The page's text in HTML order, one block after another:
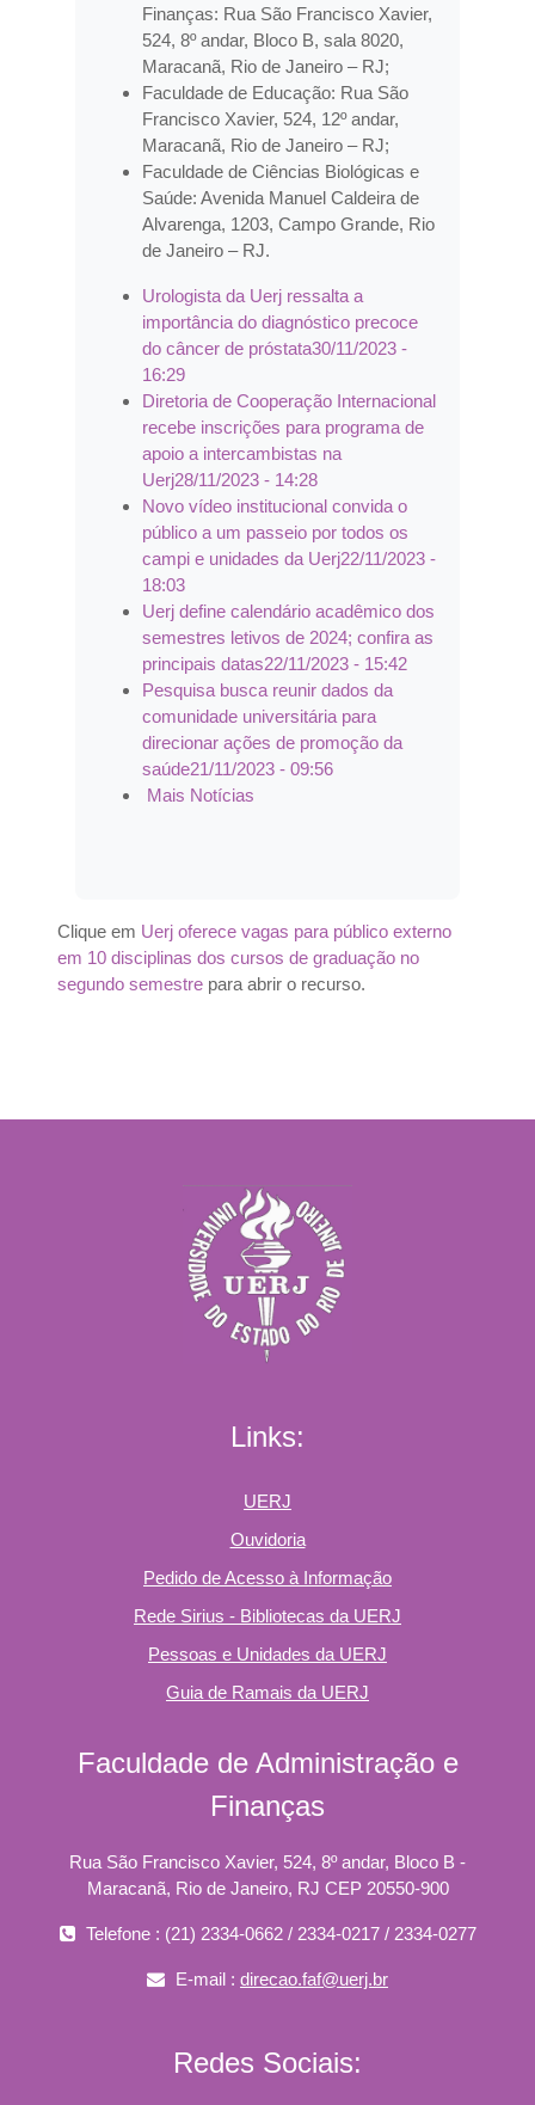
Finanças: Rua São Francisco Xavier,
524, 8º andar, Bloco B, sala 8020,
Maracanã, Rio de Janeiro – RJ;
Faculdade de Educação: Rua São
Francisco Xavier, 524, 12º andar,
Maracanã, Rio de Janeiro – RJ;
Faculdade de Ciências Biológicas e
Saúde: Avenida Manuel Caldeira de
Alvarenga, 1203, Campo Grande, Rio
de Janeiro – RJ.
Urologista da Uerj ressalta a
importância do diagnóstico precoce
do câncer de próstata30/11/2023 -
16:29
Diretoria de Cooperação Internacional
recebe inscrições para programa de
apoio a intercambistas na
Uerj28/11/2023 - 14:28
Novo vídeo institucional convida o
público a um passeio por todos os
campi e unidades da Uerj22/11/2023 -
18:03
Uerj define calendário acadêmico dos
semestres letivos de 2024; confira as
principais datas22/11/2023 - 15:42
Pesquisa busca reunir dados da
comunidade universitária para
direcionar ações de promoção da
saúde21/11/2023 - 09:56
Mais Notícias
Clique em Uerj oferece vagas para público externo
em 10 disciplinas dos cursos de graduação no
segundo semestre para abrir o recurso.
Links:
UERJ
Ouvidoria
Pedido de Acesso à Informação
Rede Sirius - Bibliotecas da UERJ
Pessoas e Unidades da UERJ
Guia de Ramais da UERJ
Faculdade de Administração e
Finanças
Rua São Francisco Xavier, 524, 8º andar, Bloco B -
Maracanã, Rio de Janeiro, RJ CEP 20550-900
Telefone : (21) 2334-0662 / 2334-0217 / 2334-0277
E-mail : direcao.faf@uerj.br
Redes Sociais: